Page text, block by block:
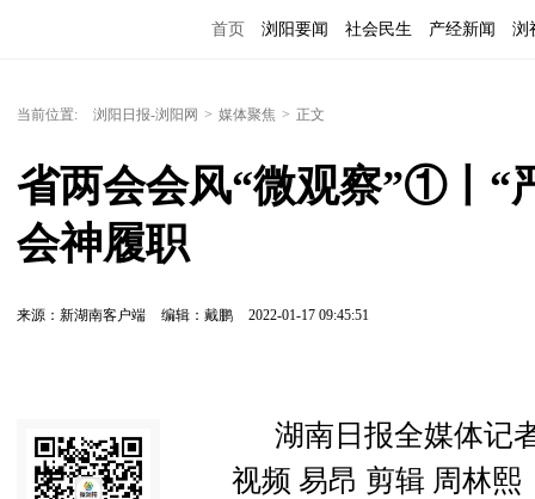
首页 浏阳要闻 社会民生 产经新闻 浏
当前位置: 浏阳日报-浏阳网 > 媒体聚焦 > 正文
省两会会风“微观察”①丨“
会神履职
来源：新湖南客户端 编辑：戴鹏 2022-01-17 09:45:51
湖南日报全媒体记
视频 易昂 剪辑 周林熙